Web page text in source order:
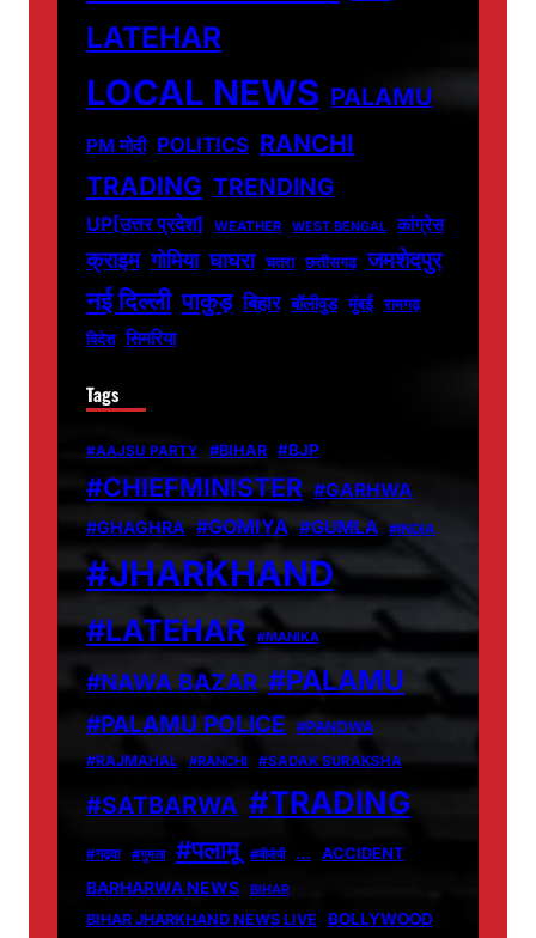
LATEHAR
LOCAL NEWS PALAMU
PM मोदी POLITICS RANCHI
TRADING TRENDING
UP[उत्तर प्रदेश] WEATHER WEST BENGAL कांग्रेस
क्राइम गोमिया घाघरा चतरा छत्तीसगढ़ जमशेदपुर
नई दिल्ली पाकुड़ बिहार बॉलीवुड मुंबई रामगढ़
विदेश सिमरिया
Tags
#AAJSU PARTY #BIHAR #BJP
#CHIEFMINISTER #GARHWA
#GHAGHRA #GOMIYA #GUMLA #INDIA
#JHARKHAND
#LATEHAR #MANIKA
#NAWA BAZAR #PALAMU
#PALAMU POLICE
#PANDWA
#RAJMAHAL
#RANCHI #SADAK SURAKSHA
#SATBARWA #TRADING
#गढ़वा #गुमला #पलामू #बीजेपी … ACCIDENT
BARHARWA NEWS BIHAR
BIHAR JHARKHAND NEWS LIVE BOLLYWOOD